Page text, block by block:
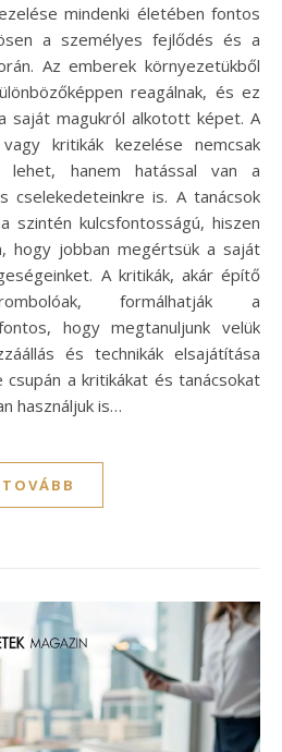
a személyes fejlődés és a
Az emberek környezetükből
reagálnak, és ez
saját magukról alkotott képet. A
kritikák kezelése nemcsak
lehet, hanem hatással van a
cselekedeteinkre is. A tanácsok
szintén kulcsfontosságú, hiszen
hogy jobban megértsük a saját
A kritikák, akár építő
formálhatják a
hogy megtanuljunk velük
és technikák elsajátítása
a kritikákat és tanácsokat
használjuk is…
TOVÁBB